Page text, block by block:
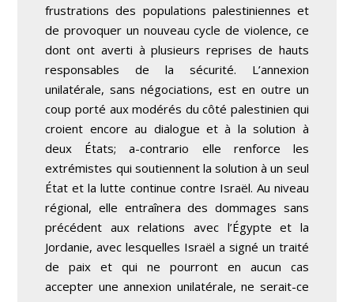
frustrations des populations palestiniennes et
de provoquer un nouveau cycle de violence, ce
dont ont averti à plusieurs reprises de hauts
responsables de la sécurité. L’annexion
unilatérale, sans négociations, est en outre un
coup porté aux modérés du côté palestinien qui
croient encore au dialogue et à la solution à
deux États; a-contrario elle renforce les
extrémistes qui soutiennent la solution à un seul
État et la lutte continue contre Israël. Au niveau
régional, elle entraînera des dommages sans
précédent aux relations avec l’Égypte et la
Jordanie, avec lesquelles Israël a signé un traité
de paix et qui ne pourront en aucun cas
accepter une annexion unilatérale, ne serait-ce